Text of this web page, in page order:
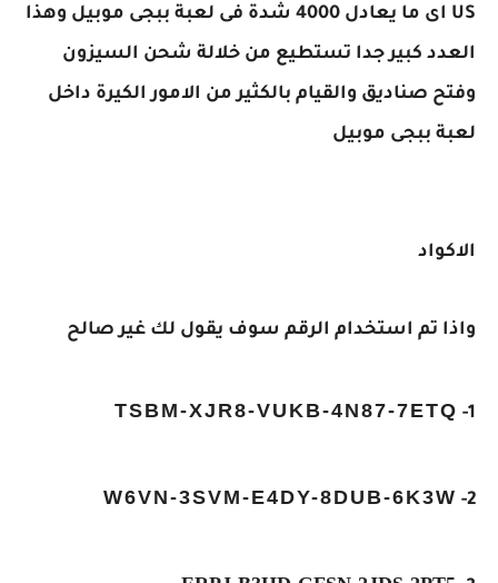
US اى ما يعادل 4000 شدة فى لعبة ببجى موبيل وهذا
العدد كبير جدا تستطيع من خلالة شحن السيزون
وفتح صناديق والقيام بالكثير من الامور الكيرة داخل
لعبة ببجى موبيل
الاكواد
واذا تم استخدام الرقم سوف يقول لك غير صالح
1-
TSBM-XJR8-VUKB-4N87-7ETQ
2-
W6VN-3SVM-E4DY-8DUB-6K3W